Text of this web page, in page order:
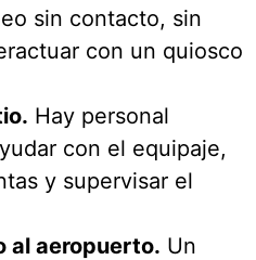
sin contacto, sin
con un quiosco
Hay personal
con el equipaje,
y supervisar el
al aeropuerto. Un